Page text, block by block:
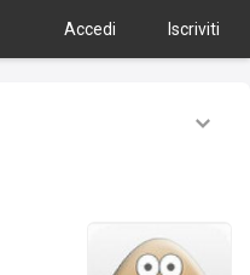
Accedi Iscriviti